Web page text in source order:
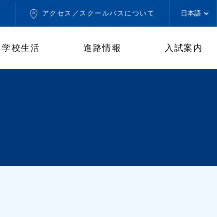
アクセス／スクールバスについて
学校生活 進路情報 入試案内